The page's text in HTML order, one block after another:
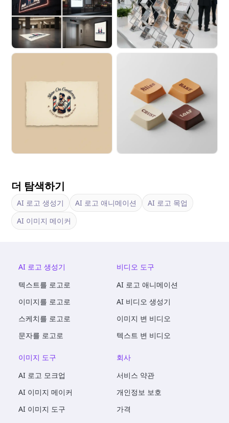
더 탐색하기
AI 로고 생성기 AI 로고 애니메이션
AI 로고 목업
AI 이미지 메이커
AI 로고 생성기
텍스트를 로고로
이미지를 로고로
스케치를 로고로
문자를 로고로
비디오 도구
AI 로고 애니메이션
AI 비디오 생성기
이미지 변 비디오
텍스트 변 비디오
이미지 도구
AI 로고 모크업
AI 이미지 메이커
AI 이미지 도구
회사
서비스 약관
개인정보 보호
가격